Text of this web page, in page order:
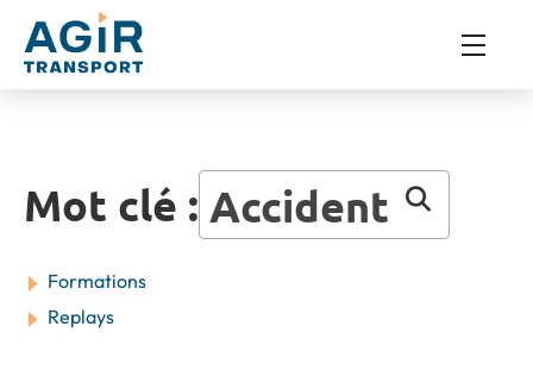
Mot clé : Accident
Formations
Replays